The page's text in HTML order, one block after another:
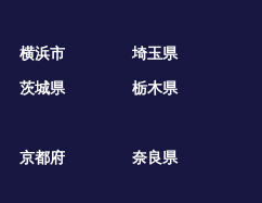
横浜市
埼玉県
茨城県 栃木県
京都府
奈良県